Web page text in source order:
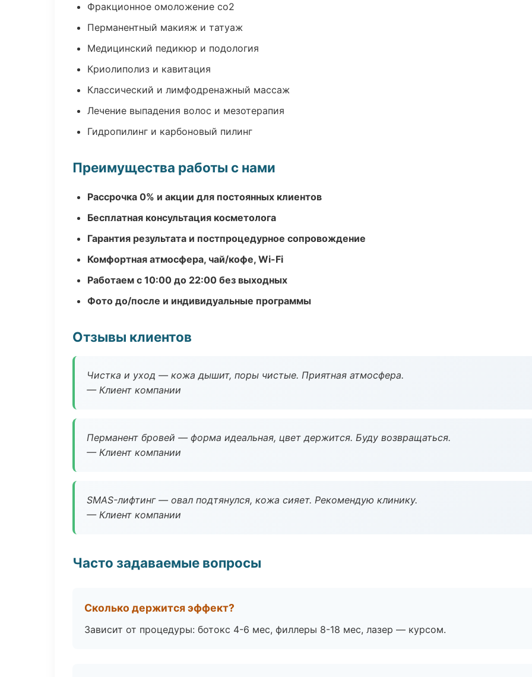
Фракционное омоложение co2
Перманентный макияж и татуаж
Медицинский педикюр и подология
Криолиполиз и кавитация
Классический и лимфодренажный массаж
Лечение выпадения волос и мезотерапия
Гидропилинг и карбоновый пилинг
Преимущества работы с нами
Рассрочка 0% и акции для постоянных клиентов
Бесплатная консультация косметолога
Гарантия результата и постпроцедурное сопровождение
Комфортная атмосфера, чай/кофе, Wi-Fi
Работаем с 10:00 до 22:00 без выходных
Фото до/после и индивидуальные программы
Отзывы клиентов
Чистка и уход — кожа дышит, поры чистые. Приятная атмосфера.
— Клиент компании
Перманент бровей — форма идеальная, цвет держится. Буду возвращаться.
— Клиент компании
SMAS-лифтинг — овал подтянулся, кожа сияет. Рекомендую клинику.
— Клиент компании
Часто задаваемые вопросы
Сколько держится эффект?
Зависит от процедуры: ботокс 4-6 мес, филлеры 8-18 мес, лазер — курсом.